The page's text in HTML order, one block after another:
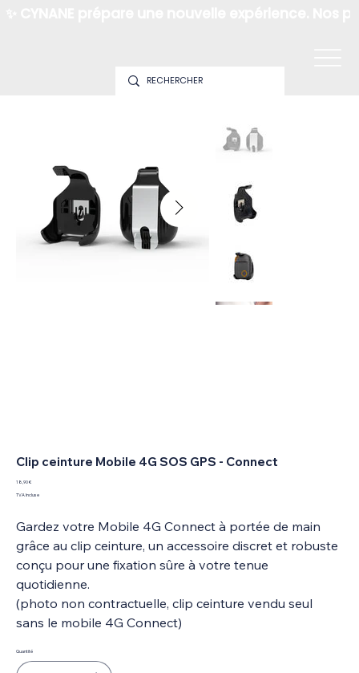
Clip ceinture Mobile 4G SOS GPS - Connect
Prix
18,90 €
TVA Incluse
Gardez votre Mobile 4G Connect à portée de main
grâce au clip ceinture, un accessoire discret et robuste
conçu pour une fixation sûre à votre tenue
quotidienne.
(photo non contractuelle, clip ceinture vendu seul
sans le mobile 4G Connect)
Quantité